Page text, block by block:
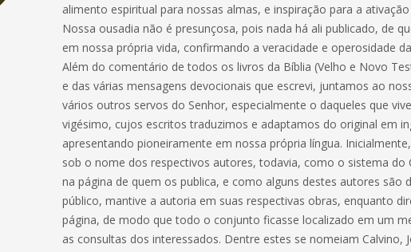
alimento espiritual para nossas almas, e inspiração para a
Nossa ousadia não é presunçosa, pois nada há ali publicado, de
em nossa própria vida, confirmando a veracidade e operosidade
Além do comentário de todos os livros da Bíblia (Velho e Novo
e das várias mensagens devocionais que escrevi, juntamos ao
vários outros servos do Senhor, especialmente o daqueles que
vigésimo, cujos escritos traduzimos e adaptamos do original em
apresentando pioneiramente em nossa própria língua.
sob o nome dos respectivos autores, todavia, como o sistema do
na página de quem os publica, e como alguns destes autores são
público, mantive a autoria em suas respectivas obras, enquanto
página, de modo que todo o conjunto ficasse localizado em um
as consultas dos interessados. Dentre estes se nomeiam Calvino,